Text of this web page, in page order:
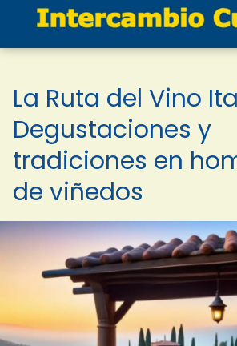
La Ruta del Vino
Degustaciones y
tradiciones en
de viñedos